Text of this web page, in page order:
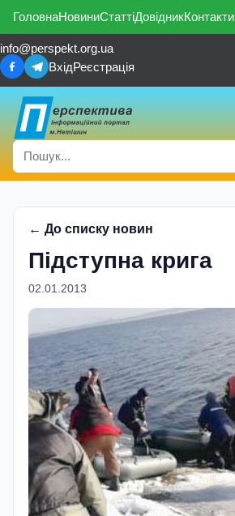
ГоловнаНовиниСтаттіДовідникКонтакти
info@perspekt.org.ua
ВхідРеєстрація
← До списку новин
Підступна крига
02.01.2013